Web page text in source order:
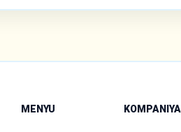
MENYU KOMPANIYA